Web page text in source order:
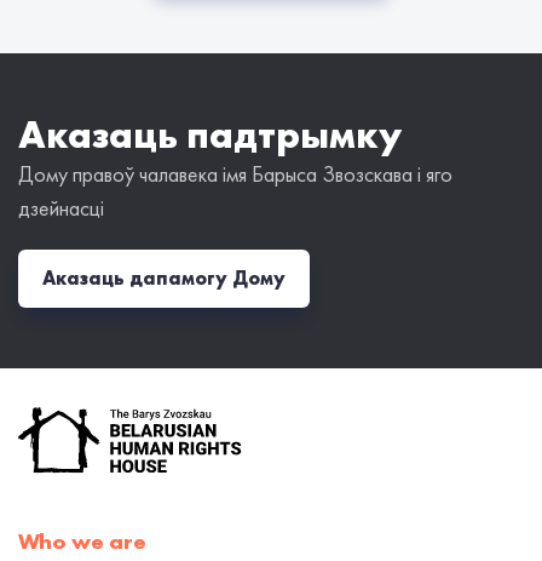
Аказаць падтрымку
Дому правоў чалавека імя Барыса Звозскава і яго
дзейнасці
Аказаць дапамогу Дому
Who we are